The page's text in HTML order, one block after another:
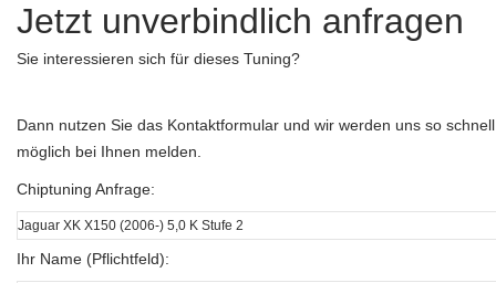
Jetzt unverbindlich anfragen
Sie interessieren sich für dieses Tuning?
Dann nutzen Sie das Kontaktformular und wir werden uns so
möglich bei Ihnen melden.
Chiptuning Anfrage:
Ihr Name (Pflichtfeld):